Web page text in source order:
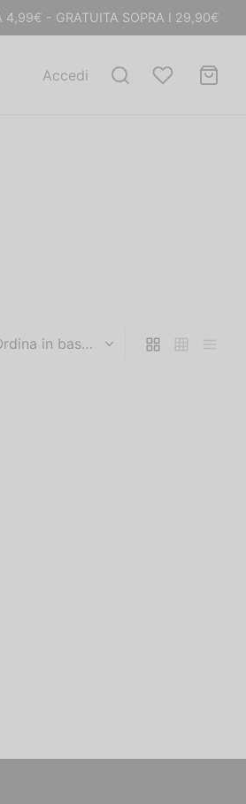
4,99€ - GRATUITA SOPRA I 29,90€
Accedi